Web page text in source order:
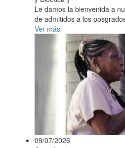
Le damos la bienvenida a
de admitidos a los
Ver más
09/07/2026